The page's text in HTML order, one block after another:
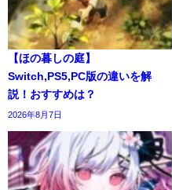
【ほの暮しの庭】
Switch,PS5,PC版の違いを解
説！おすすめは？
2026年8月7日